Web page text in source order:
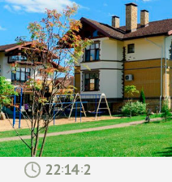
: :